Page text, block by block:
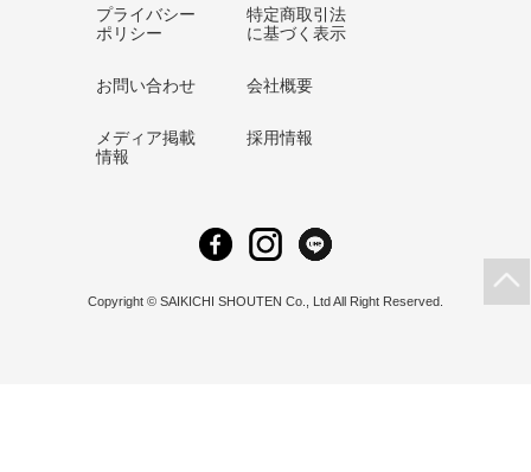
プライバシー
ポリシー
特定商取引法
に基づく表示
お問い合わせ 会社概要
メディア掲載
情報
採用情報
Copyright © SAIKICHI SHOUTEN Co., Ltd All Right Reserved.